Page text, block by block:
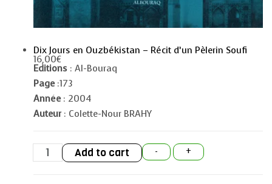
Dix Jours en Ouzbékistan – Récit d’un Pèlerin Soufi
16,00€
Editions : Al-Bouraq
Page:173
Année : 2004
Auteur : Colette-Nour BRAHY
-
Dix
Jours
en
+
Add to cart